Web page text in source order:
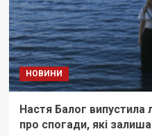
НОВИНИ
Настя Балог випустила
про спогади, які